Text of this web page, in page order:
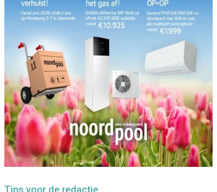
Tips voor de redactie